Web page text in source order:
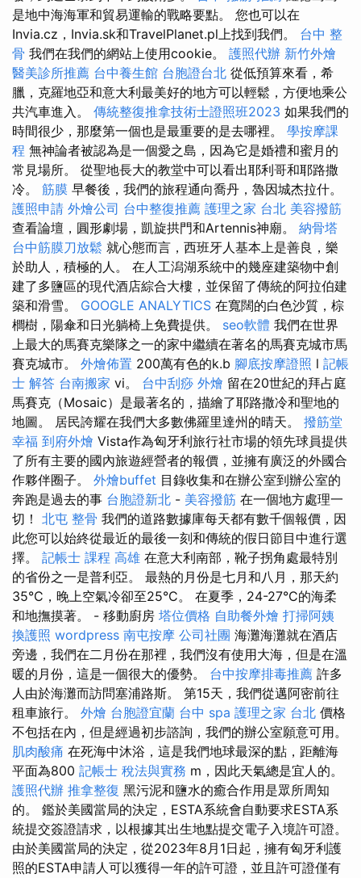
是地中海海軍和貿易運輸的戰略要點。 您也可以在
Invia.cz，Invia.sk和TravelPlanet.pl上找到我們。 台中 整
骨 我們在我們的網站上使用cookie。 護照代辦 新竹外燴
醫美診所推薦 台中養生館 台胞證台北 從低預算來看，希
臘，克羅地亞和意大利最美好的地方可以輕鬆，方便地乘公
共汽車進入。 傳統整復推拿技術士證照班2023 如果我們的
時間很少，那麼第一個也是最重要的是去哪裡。 學按摩課
程 無神論者被認為是一個愛之島，因為它是婚禮和蜜月的
常見場所。 從聖地長大的教堂中可以看出耶利哥和耶路撒
冷。 筋膜 早餐後，我們的旅程通向喬丹，魯因城杰拉什。
護照申請 外燴公司 台中整復推薦 護理之家 台北 美容撥筋
查看論壇，圓形劇場，凱旋拱門和Artennis神廟。 納骨塔
台中筋膜刀放鬆 就心態而言，西班牙人基本上是善良，樂
於助人，積極的人。 在人工潟湖系統中的幾座建築物中創
建了多鹽區的現代酒店綜合大樓，並保留了傳統的阿拉伯建
築和滑雪。 GOOGLE ANALYTICS 在寬闊的白色沙質，棕
櫚樹，陽傘和日光躺椅上免費提供。 seo軟體 我們在世界
上最大的馬賽克樂隊之一的家中繼續在著名的馬賽克城市馬
賽克城市。 外燴佈置 200萬有色的k.b 腳底按摩證照 l 記帳
士 解答 台南搬家 vi。 台中刮痧 外燴 留在20世紀的拜占庭
馬賽克（Mosaic）是最著名的，描繪了耶路撒冷和聖地的
地圖。 居民誇耀在我們大多數佛羅里達州的晴天。 撥筋堂
幸福 到府外燴 Vista作為匈牙利旅行社市場的領先球員提供
了所有主要的國內旅遊經營者的報價，並擁有廣泛的外國合
作夥伴圈子。 外燴buffet 目錄收集和在辦公室到辦公室的
奔跑是過去的事 台胞證新北 - 美容撥筋 在一個地方處理一
切！ 北屯 整骨 我們的道路數據庫每天都有數千個報價，因
此您可以始終從最近的最後一刻和傳統的假日節目中進行選
擇。 記帳士 課程 高雄 在意大利南部，靴子拐角處最特別
的省份之一是普利亞。 最熱的月份是七月和八月，那天約
35°C，晚上空氣冷卻至25°C。 在夏季，24-27°C的海柔
和地撫摸著。 - 移動廚房 塔位價格 自助餐外燴 打掃阿姨
換護照 wordpress 南屯按摩 公司社團 海灘海灘就在酒店
旁邊，我們在二月份在那裡，我們沒有使用大海，但是在溫
暖的月份，這是一個很大的優勢。 台中按摩排毒推薦 許多
人由於海灘而訪問塞浦路斯。 第15天，我們從邁阿密前往
租車旅行。 外燴 台胞證宜蘭 台中 spa 護理之家 台北 價格
不包括在內，但是經過初步諮詢，我們的辦公室願意可用。
肌肉酸痛 在死海中沐浴，這是我們地球最深的點，距離海
平面為800 記帳士 稅法與實務 m，因此天氣總是宜人的。
護照代辦 推拿整復 黑污泥和鹽水的癒合作用是眾所周知
的。 鑑於美國當局的決定，ESTA系統會自動要求ESTA系
統提交簽證請求，以根據其出生地點提交電子入境許可證。
由於美國當局的決定，從2023年8月1日起，擁有匈牙利護
照的ESTA申請人可以獲得一年的許可證，並且許可證僅有